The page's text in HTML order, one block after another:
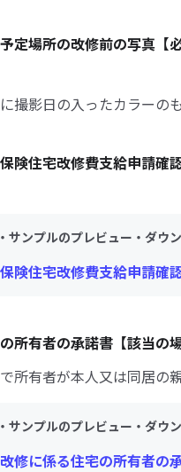
定場所の改修前の写真【必
撮影日の入ったカラーの
険住宅改修費支給申請確
サンプルのプレビュー・ダウ
険住宅改修費支給申請確
所有者の承諾書【該当の場
所有者が本人又は同居の
サンプルのプレビュー・ダウ
修に係る住宅の所有者の